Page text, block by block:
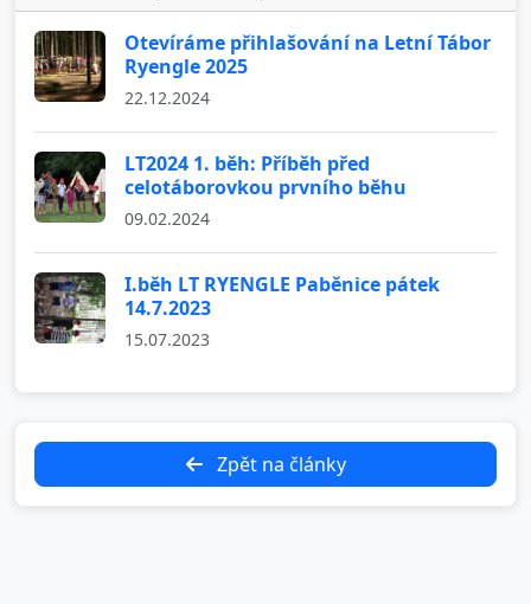
Otevíráme přihlašování na Letní Tábor
Ryengle 2025
22.12.2024
LT2024 1. běh: Příběh před
celotáborovkou prvního běhu
09.02.2024
I.běh LT RYENGLE Paběnice pátek
14.7.2023
15.07.2023
Zpět na články